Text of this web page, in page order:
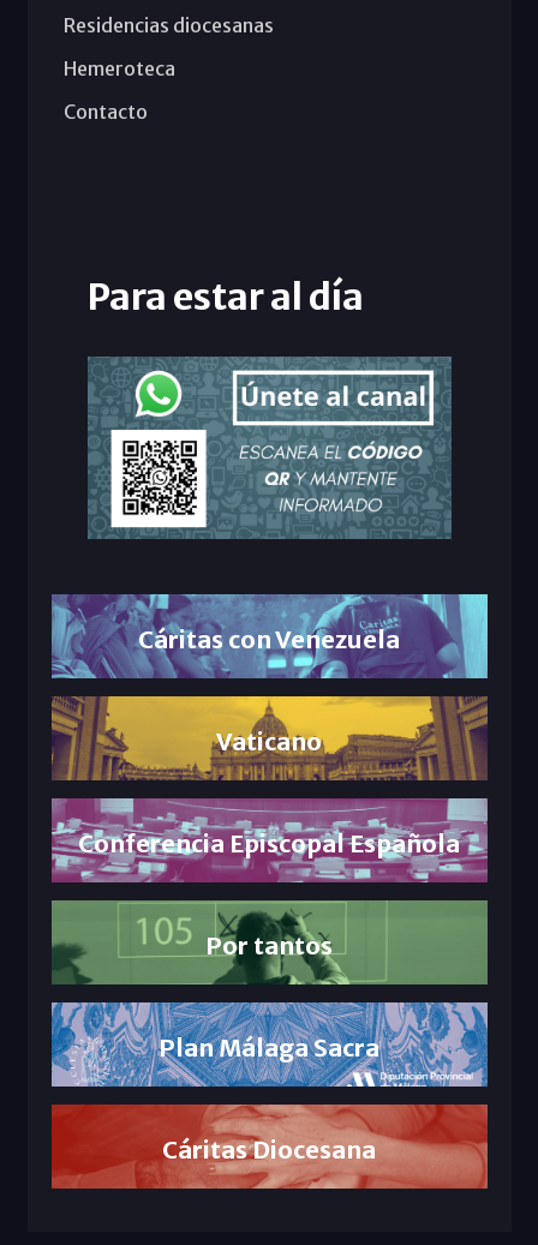
Residencias diocesanas
Hemeroteca
Contacto
Para estar al día
Cáritas con Venezuela
Vaticano
Conferencia Episcopal Española
Por tantos
Plan Málaga Sacra
Cáritas Diocesana